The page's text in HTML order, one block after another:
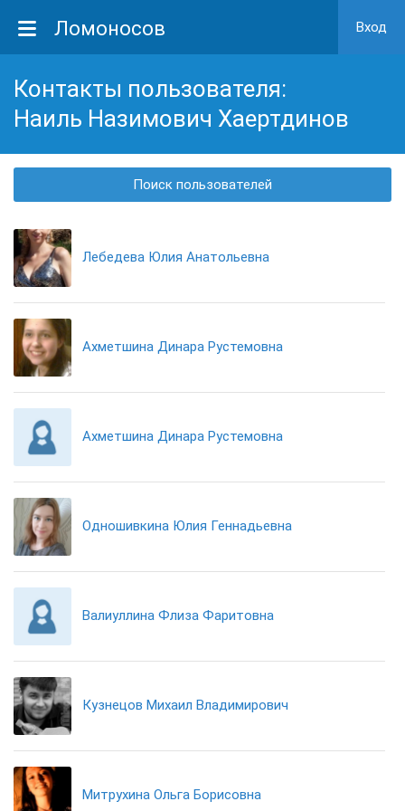
Ломоносов Вход
Контакты пользователя:
Наиль Назимович Хаертдинов
Поиск пользователей
Лебедева Юлия Анатольевна
Ахметшина Динара Рустемовна
Ахметшина Динара Рустемовна
Одношивкина Юлия Геннадьевна
Валиуллина Флиза Фаритовна
Кузнецов Михаил Владимирович
Митрухина Ольга Борисовна